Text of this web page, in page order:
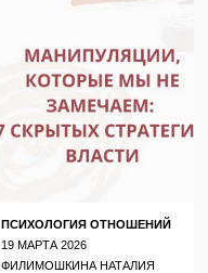
ПСИХОЛОГИЯ ОТНОШЕНИЙ
19 МАРТА 2026
ФИЛИМОШКИНА НАТАЛИЯ